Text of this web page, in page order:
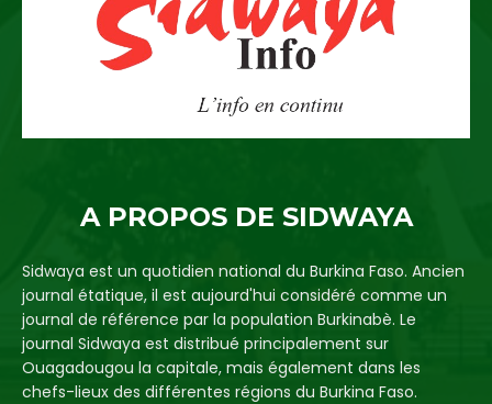
A PROPOS DE SIDWAYA
Sidwaya est un quotidien national du Burkina Faso. Ancien
journal étatique, il est aujourd'hui considéré comme un
journal de référence par la population Burkinabè. Le
journal Sidwaya est distribué principalement sur
Ouagadougou la capitale, mais également dans les
chefs-lieux des différentes régions du Burkina Faso.